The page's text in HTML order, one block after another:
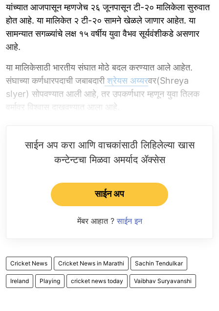
यांच्यात आजपासून म्हणजेच २६ जूनपासून टी-२० मालिकेला सुरुवात
होत आहे. या मालिकेत २ टी-२० सामने खेळले जाणार आहेत. या
सामन्यात सगळ्यांचे लक्ष १५ वर्षीय युवा वैभव सूर्यवंशीकडे असणार
आहे.
या मालिकेसाठी भारतीय संघात मोठे बदल करण्यात आले आहेत.
संघाच्या कर्णधारपदाची जबाबदारीश्रेयस अय्यरवर(Shreya
sIyer) सोपवण्यात आली आहे, तर उपकर्णधार म्हणून युवा तिलक
वर्मावर विश्वास दाखवण्यात आला आहे.
साईन अप करा आणि वाचकांसाठी लिहिलेल्या खास
कन्टेन्टचा मिळवा अमर्याद ॲक्सेस
साईन अप
मेंबर आहात ? साईन इन
Cricket News Cricket News in Marathi Sachin Tendulkar
Ireland Playing cricket news today Vaibhav Suryavanshi